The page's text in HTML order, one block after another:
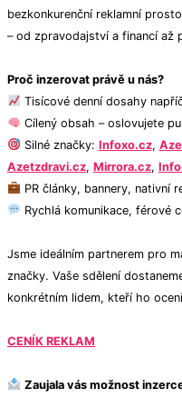
bezkonkurenční reklamní
– od zpravodajství a financí až
Proč inzerovat právě u nás?
Tisícové denní dosahy
Cílený obsah – oslovujete
Silné značky: Infoxo.cz,
Azetzdravi.cz, Mirrora.cz,
PR články, bannery, nativní
Rychlá komunikace, férové
Jsme ideálním partnerem pro
značky. Vaše sdělení
konkrétním lidem, kteří ho
CENÍK REKLAM
Zaujala vás možnost